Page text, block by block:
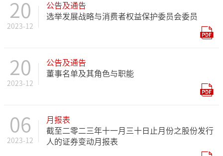
20
2023-12
公告及通告
选举发展战略与消费者权益保护委员会委员
20
2023-12
公告及通告
董事名单及其角色与职能
06
2023-12
月报表
截至二零二三年十一月三十日止月份之股份发行
人的证券变动月报表